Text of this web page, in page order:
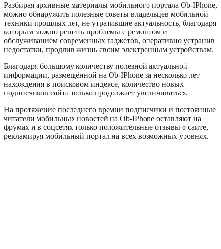
Разбирая архивные материалы мобильного портала Ob-IPhone,
можно обнаружить полезные советы владельцев мобильной
техники прошлых лет, не утратившие актуальность, благодаря
которым можно решить проблемы с ремонтом и
обслуживанием современных гаджетов, оперативно устранив
недостатки, продлив жизнь своим электронным устройствам.
Благодаря большому количеству полезной актуальной
информации, размещённой на Ob-IPhone за несколько лет
нахождения в поисковом индексе, количество новых
подписчиков сайта только продолжает увеличиваться.
На протяжение последнего времни подписчики и постоянные
читатели мобильных новостей на Ob-IPhone оставляют на
фрумах и в соцсетях только положительные отзывы о сайте,
рекламируя мобильный портал на всех возможных уровнях.